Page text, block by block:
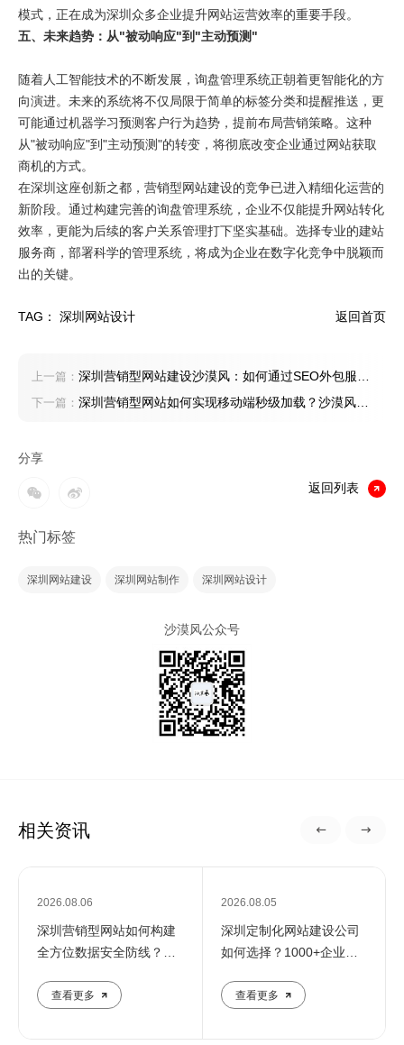
分享
返回列表
热门标签
深圳网站建设 深圳网站制作 深圳网站设计
沙漠风公众号
模式，正在成为深圳众多企业提升网站运营效率的重要手段。
五、未来趋势：从"被动响应"到"主动预测"
随着人工智能技术的不断发展，询盘管理系统正朝着更智能化的方
向演进。未来的系统将不仅局限于简单的标签分类和提醒推送，更
可能通过机器学习预测客户行为趋势，提前布局营销策略。这种
从"被动响应"到"主动预测"的转变，将彻底改变企业通过网站获取
商机的方式。
在深圳这座创新之都，营销型网站建设的竞争已进入精细化运营的
新阶段。通过构建完善的询盘管理系统，企业不仅能提升网站转化
效率，更能为后续的客户关系管理打下坚实基础。选择专业的建站
服务商，部署科学的管理系统，将成为企业在数字化竞争中脱颖而
出的关键。
TAG： 深圳网站设计 返回首页
上一篇： 深圳营销型网站建设沙漠风：如何通过SEO外包服务
实现全年流量增长
下一篇： 深圳营销型网站如何实现移动端秒级加载？沙漠风揭
相关资讯
2026.08.06
深圳营销型网站如何构建
全方位数据安全防线？专
查看更多
2026.08.05
深圳定制化网站建设公司
如何选择？1000+企业推
查看更多